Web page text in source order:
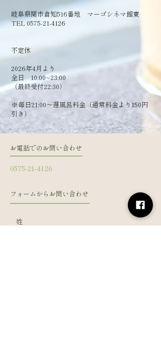
岐阜県関市倉知516番地 マーゴシネマ館東
TEL 0575-21-4126
​不定休
2026年4月より
全日 10:00~23:00
（最終受付22:30）
​※毎日21:00～遅風呂料金（通常料金より150円
引き）
お電話でのお問い合わせ
0575-21-4126
フォームからお問い合わせ
姓